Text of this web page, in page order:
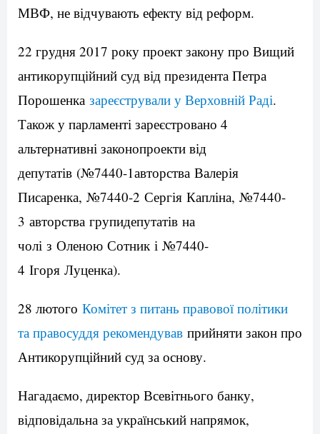
МВФ, не відчувають ефекту від реформ.
22 грудня 2017 року проект закону про Вищий
антикорупційний суд від президента Петра
Порошенка зареєстрували у Верховній Раді.
Також у парламенті зареєстровано 4
альтернативні законопроекти від
депутатів (№7440-1авторства Валерія
Писаренка, №7440-2 Сергія Капліна, №7440-
3 авторства групидепутатів на
чолі з Оленою Сотник і №7440-
4 Ігоря Луценка).
28 лютого Комітет з питань правової політики
та правосуддя рекомендував прийняти закон про
Антикорупційний суд за основу.
Нагадаємо, директор Всевітнього банку,
відповідальна за український напрямок,